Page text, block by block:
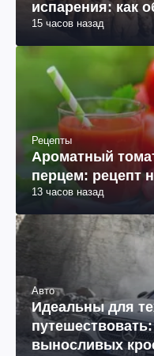
испарения: как
15 часов назад
Рецепты
Ароматный
перцем: рецепт
13 часов назад
Авто
Идеальны для
выносливых